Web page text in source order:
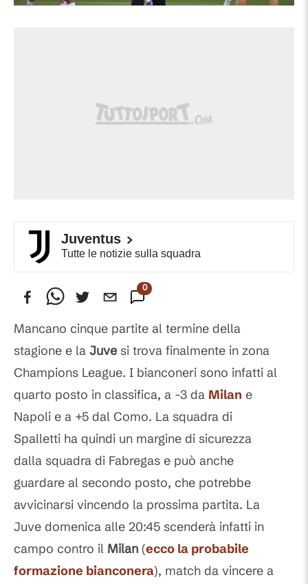
Juventus
Tutte le notizie sulla squadra
0
Mancano cinque partite al termine della
stagione e la Juvesi trova finalmente in zona
Champions League. I bianconeri sono infatti al
quarto posto in classifica, a -3 da Milan e
Napoli e a +5 dal Como. La squadra di
Spalletti ha quindi un margine di sicurezza
dalla squadra di Fabregas e può anche
guardare al secondo posto, che potrebbe
avvicinarsi vincendo la prossima partita. La
Juve domenica alle 20:45 scenderà infatti in
campo contro il Milan (ecco la probabile
formazione bianconera), match da vincere a